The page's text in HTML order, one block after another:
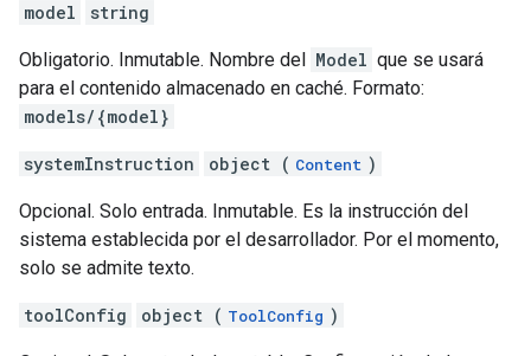
model string
Obligatorio. Inmutable. Nombre del Model que se usará
para el contenido almacenado en caché. Formato:
models/{model}
systemInstruction object ( Content )
Opcional. Solo entrada. Inmutable. Es la instrucción del
sistema establecida por el desarrollador. Por el momento,
solo se admite texto.
toolConfig object ( ToolConfig )